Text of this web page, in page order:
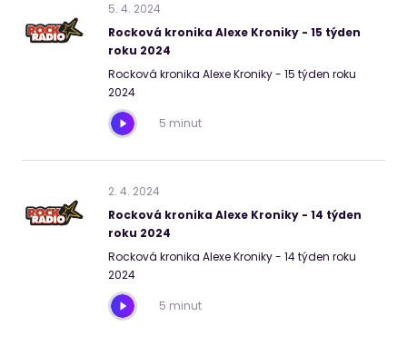
5. 4. 2024
Rocková kronika Alexe Kroniky - 15 týden
roku 2024
Rocková kronika Alexe Kroniky - 15 týden roku
2024
5 minut
2. 4. 2024
Rocková kronika Alexe Kroniky - 14 týden
roku 2024
Rocková kronika Alexe Kroniky - 14 týden roku
2024
5 minut